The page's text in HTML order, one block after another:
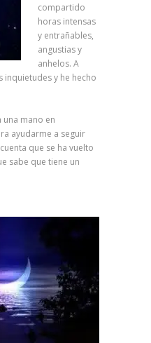
compartido
horas intensas
y entrañables,
angustias y
anhelos. A
y he hecho
una mano en
ayudarme a seguir
que se ha vuelto
sabe que tiene un